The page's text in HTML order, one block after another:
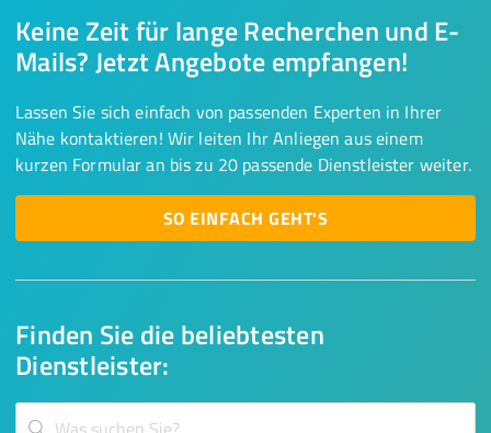
Finden Sie die beliebtesten
Dienstleister:
Keine Zeit für lange Recherchen und E-
Mails? Jetzt Angebote empfangen!
Lassen Sie sich einfach von passenden Experten in Ihrer
Nähe kontaktieren! Wir leiten Ihr Anliegen aus einem
kurzen Formular an bis zu 20 passende Dienstleister weiter.
SO EINFACH GEHT'S